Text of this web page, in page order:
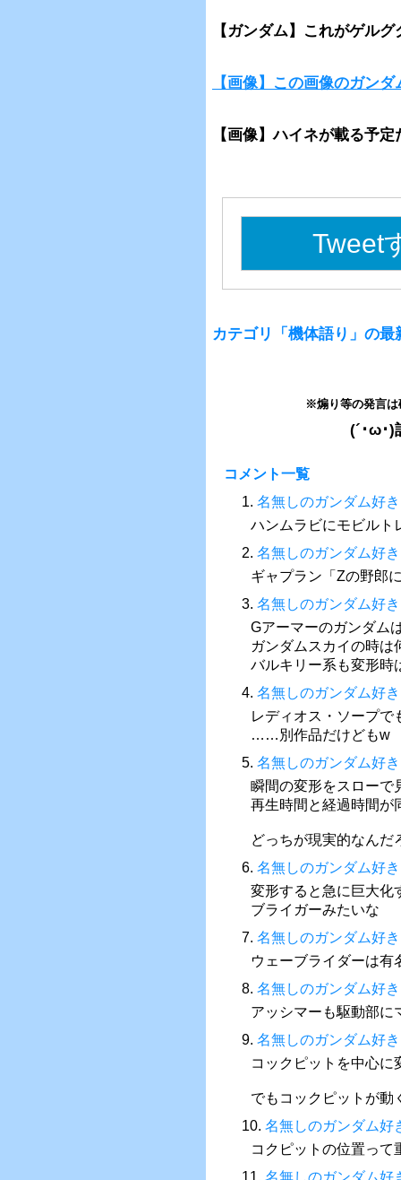
【ガンダム】これがゲル
【画像】この画像のガン
【画像】ハイネが載る予
Tweet
カテゴリ「機体語り」の最
※煽り等の発言は
(´･ω･)
コメント一覧
1. 名無しのガンダム好き
ハンムラビにモビルト
2. 名無しのガンダム好き
ギャプラン「Ζの野郎
3. 名無しのガンダム好き
Gアーマーのガンダム
ガンダムスカイの時
バルキリー系も変形時
4. 名無しのガンダム好き
レディオス・ソープで
……別作品だけどもw
5. 名無しのガンダム好き
瞬間の変形をスローで
再生時間と経過時間が
どっちが現実的なんだ
6. 名無しのガンダム好き
変形すると急に巨大化
ブライガーみたいな
7. 名無しのガンダム好き
ウェーブライダーは有
8. 名無しのガンダム好き
アッシマーも駆動部に
9. 名無しのガンダム好き
コックピットを中心に
でもコックピットが動
10. 名無しのガンダム好
コクピットの位置って
11. 名無しのガンダム好